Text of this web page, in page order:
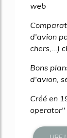
web
d'avion
chers,...)
Bons
d'avion,
Créé en
operator"